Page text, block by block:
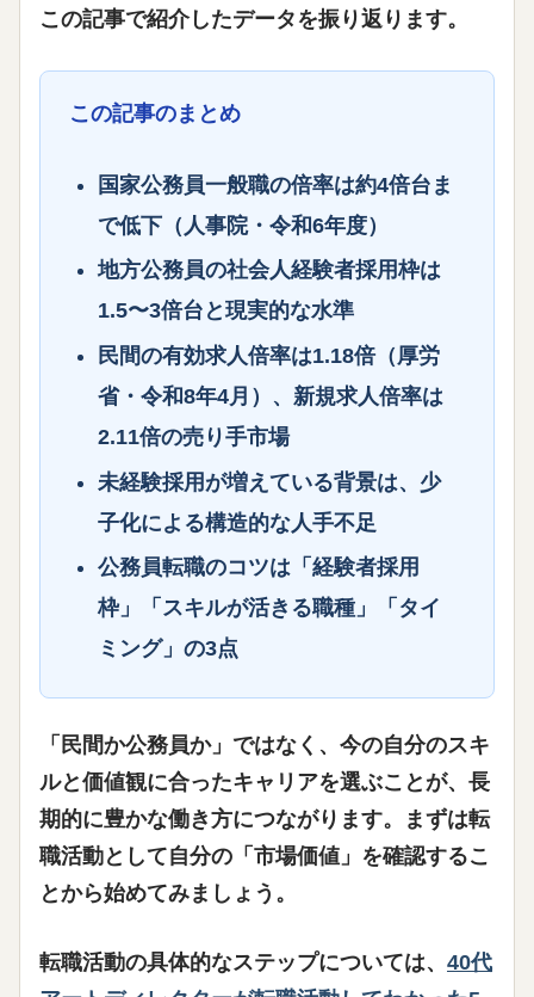
この記事で紹介したデータを振り返ります。
この記事のまとめ
国家公務員一般職の倍率は約4倍台 ま
で低下（人事院・令和6年度）
地方公務員の社会人経験者採用枠は
1.5〜3倍台 と現実的な水準
民間の有効求人倍率は1.18倍（厚労
省・令和8年4月）、新規求人倍率は
2.11倍の売り手市場
未経験採用が増えている背景は、 少
子化による構造的な人手不足
公務員転職のコツは「経験者採用
枠」「スキルが活きる職種」「タイ
ミング」の3点
「民間か公務員か」ではなく、 今の自分のスキ
ルと価値観に合ったキャリアを選ぶこと が、長
期的に豊かな働き方につながります。まずは転
職活動として自分の「市場価値」を確認するこ
とから始めてみましょう。
転職活動の具体的なステップについては、 40代